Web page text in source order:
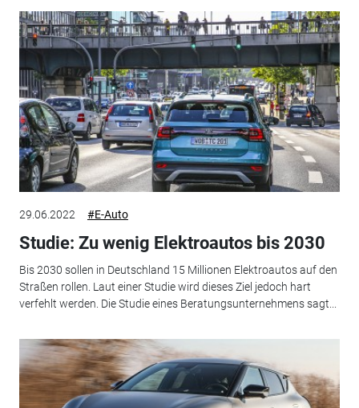
29.06.2022 #E-Auto
Studie: Zu wenig Elektroautos bis 2030
Bis 2030 sollen in Deutschland 15 Millionen Elektroautos auf den
Straßen rollen. Laut einer Studie wird dieses Ziel jedoch hart
verfehlt werden. Die Studie eines Beratungsunternehmens sagt...